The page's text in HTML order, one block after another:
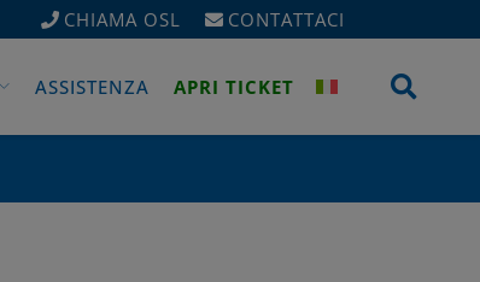
CHIAMA OSL CONTATTACI
ASSISTENZA APRI TICKET